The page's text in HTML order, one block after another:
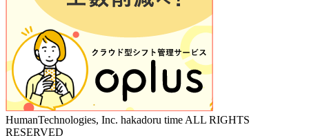
HumanTechnologies, Inc. hakadoru time ALL RIGHTS
RESERVED